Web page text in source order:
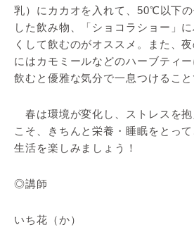
乳）にカカオを入れて、50℃以下
した飲み物、「ショコラショー」
くして飲むのがオススメ。また、
にはカモミールなどのハーブティ
飲むと優雅な気分で一息つけること
春は環境が変化し、ストレスを
こそ、きちんと栄養・睡眠をとっ
生活を楽しみましょう！
◎講師
いち花（か）